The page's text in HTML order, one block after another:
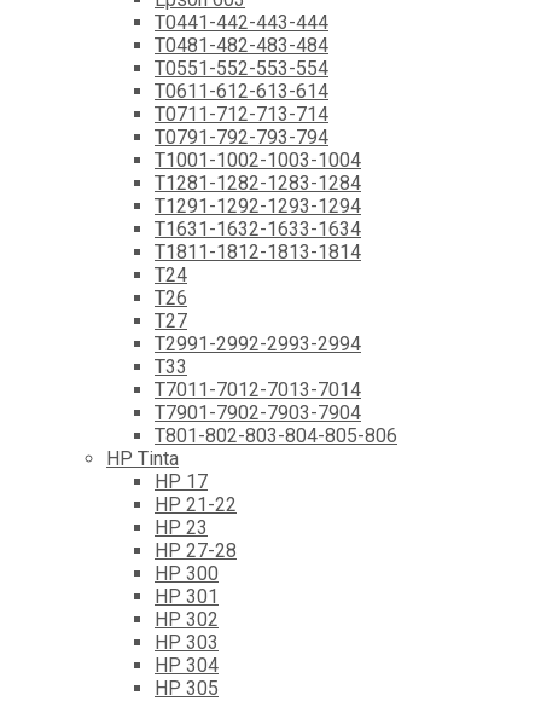
T0441-442-443-444
T0481-482-483-484
T0551-552-553-554
T0611-612-613-614
T0711-712-713-714
T0791-792-793-794
T1001-1002-1003-1004
T1281-1282-1283-1284
T1291-1292-1293-1294
T1631-1632-1633-1634
T1811-1812-1813-1814
T24
T26
T27
T2991-2992-2993-2994
T33
T7011-7012-7013-7014
T7901-7902-7903-7904
T801-802-803-804-805-806
HP Tinta
HP 17
HP 21-22
HP 23
HP 27-28
HP 300
HP 301
HP 302
HP 303
HP 304
HP 305